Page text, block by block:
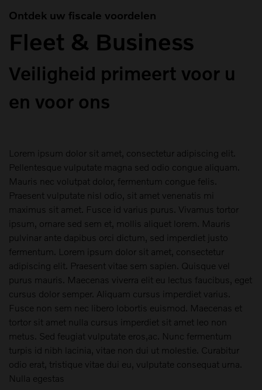
Ontdek uw fiscale voordelen
Fleet & Business
Veiligheid primeert voor u
en voor ons
Lorem ipsum dolor sit amet, consectetur adipiscing elit.
Pellentesque vulputate magna sed odio congue aliquam.
Mauris nec volutpat dolor, fermentum congue felis.
Praesent vulputate nisl odio, sit amet venenatis mi
maximus sit amet. Fusce id varius purus. Vivamus tortor
ipsum, ornare sed sem et, mollis aliquet lorem. Mauris
pulvinar ante dapibus orci dictum, sed imperdiet justo
fermentum. Lorem ipsum dolor sit amet, consectetur
adipiscing elit. Praesent vitae sem sapien. Quisque vel
purus mauris. Maecenas viverra elit eu lectus faucibus, eget
cursus dolor semper. Aliquam cursus imperdiet varius.
Fusce non sem nec libero lobortis euismod. Maecenas et
tortor sit amet nulla cursus imperdiet sit amet leo non
metus. Sed feugiat vulputate eros,ac. Nunc fermentum
turpis id nibh lacinia, vitae non dui ut molestie. Curabitur
odio erat, tristique vitae dui eu, vulputate consequat urna.
Nulla egestas